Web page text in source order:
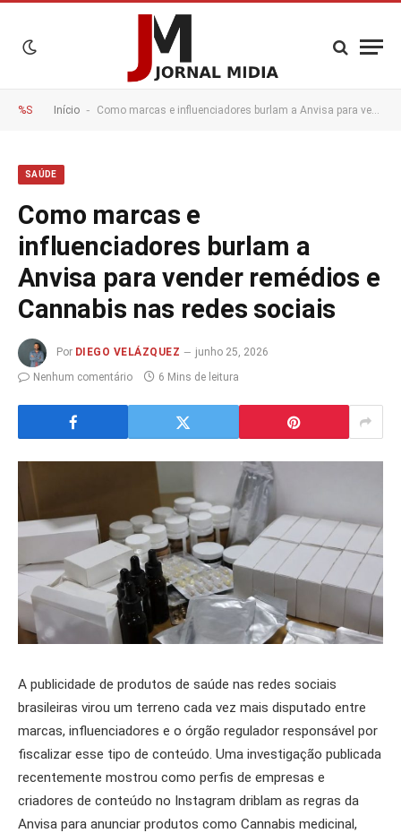
%S Início - Como marcas e influenciadores burlam a Anvisa para vender remédios e Cannabis nas redes sociais
SAÚDE
Como marcas e
influenciadores burlam a
Anvisa para vender remédios e
Cannabis nas redes sociais
Por DIEGO VELÁZQUEZ
junho 25, 2026
Nenhum comentário
6 Mins de leitura
A publicidade de produtos de saúde nas redes sociais
brasileiras virou um terreno cada vez mais disputado entre
marcas, influenciadores e o órgão regulador responsável por
fiscalizar esse tipo de conteúdo. Uma investigação publicada
recentemente mostrou como perfis de empresas e
criadores de conteúdo no Instagram driblam as regras da
Anvisa para anunciar produtos como Cannabis medicinal,